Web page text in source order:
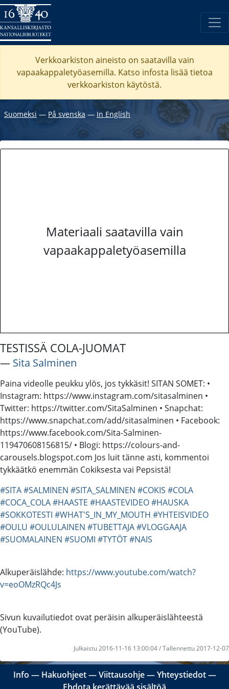
Verkkoarkiston aineisto on saatavilla vain
vapaakappaletyöasemilla. Katso infosta lisää tietoa
verkkoarkiston käytöstä.
Suomeksi ― På svenska ― In English
Materiaali saatavilla vain
vapaakappaletyöasemilla
TESTISSÄ COLA-JUOMAT
― Sita Salminen
Paina videolle peukku ylös, jos tykkäsit! SITAN SOMET: •
Instagram: https://www.instagram.com/sitasalminen •
Twitter: https://twitter.com/SitaSalminen • Snapchat:
https://www.snapchat.com/add/sitasalminen • Facebook:
https://www.facebook.com/Sita-Salminen-
119470608156815/ • Blogi: https://colours-and-
carousels.blogspot.com Jos luit tänne asti, kommentoi
tykkäätkö enemmän Cokiksesta vai Pepsistä!
#SITA#SALMINEN #SITA_SALMINEN #COKIS #COLA
#COCA_COLA#HAASTE #HAASTEVIDEO#HAUSKA
#SOKKOTESTI #WHAT'S_IN_MY_MOUTH #YHTEISVIDEO
#OULU #OULULAINEN #TUBETTAJA#VLOGGAAJA
#SUOMALAINEN #SUOMI #TYTÖT#NAIS
Alkuperäislähde: https://www.youtube.com/watch?
v=eoOMzRQc4Js
Sivun kuvailutiedot ovat peräisin alkuperäislähteestä
(YouTube).
Julkaistu 2016-11-16 13:00:04 / Tallennettu 2017-12-07
Info ― Hakuohjeet―Viittausohje―Yhteystiedot―